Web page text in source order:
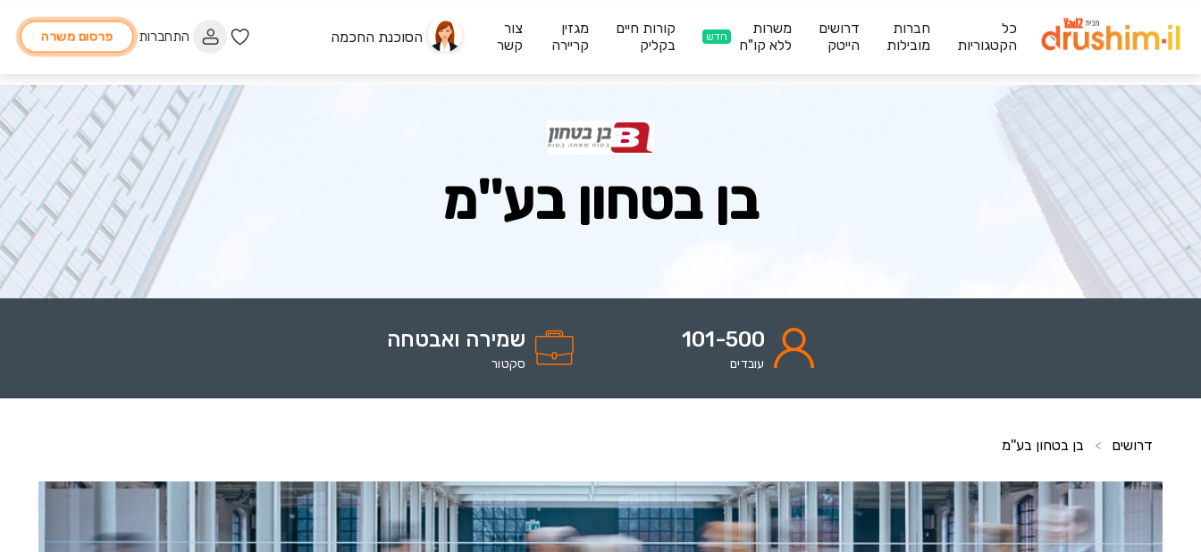
כל
הקטגוריות
חברות
מובילות
דרושים
הייטק
משרות
ללא קו"ח
חדש
קורות חיים
בקליק
מגזין
קריירה
צור
קשר
הסוכנת החכמה התחברות פרסום משרה
בן בטחון בע''מ
101-500
עובדים
שמירה ואבטחה
סקטור
דרושים > בן בטחון בע''מ